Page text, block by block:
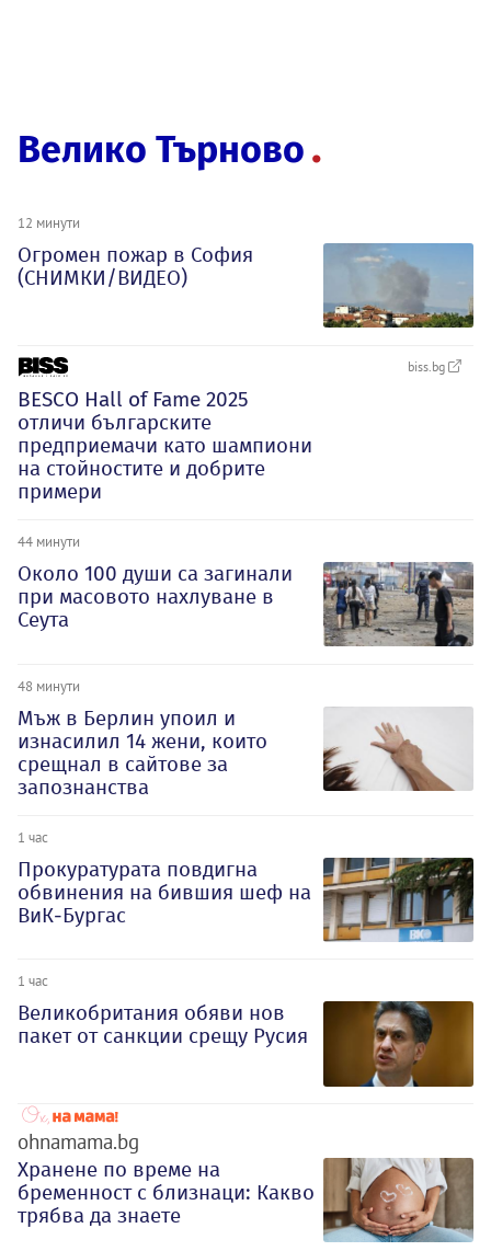
Велико Търново
12 минути
Огромен пожар в София
(СНИМКИ/ВИДЕО)
biss.bg
BESCO Hall of Fame 2025
отличи българските
предприемачи като шампиони
на стойностите и добрите
примери
44 минути
Около 100 души са загинали
при масовото нахлуване в
Сеута
48 минути
Мъж в Берлин упоил и
изнасилил 14 жени, които
срещнал в сайтове за
запознанства
1 час
Прокуратурата повдигна
обвинения на бившия шеф на
ВиК-Бургас
1 час
Великобритания обяви нов
пакет от санкции срещу Русия
ohnamama.bg
Хранене по време на
бременност с близнаци: Какво
трябва да знаете